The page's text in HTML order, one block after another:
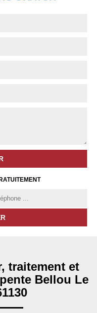
traitement et
Bellou Le